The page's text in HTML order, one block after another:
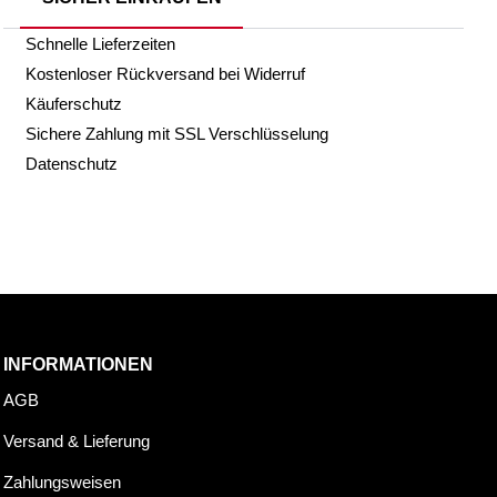
Schnelle Lieferzeiten
Kostenloser Rückversand bei Widerruf
Käuferschutz
Sichere Zahlung mit SSL Verschlüsselung
Datenschutz
INFORMATIONEN
AGB
Versand & Lieferung
Zahlungsweisen